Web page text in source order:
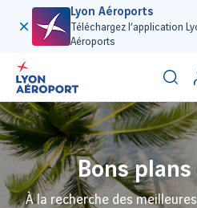
Lyon Aéroports
Téléchargez l’application
Aéroports
Bons
À la recherche des